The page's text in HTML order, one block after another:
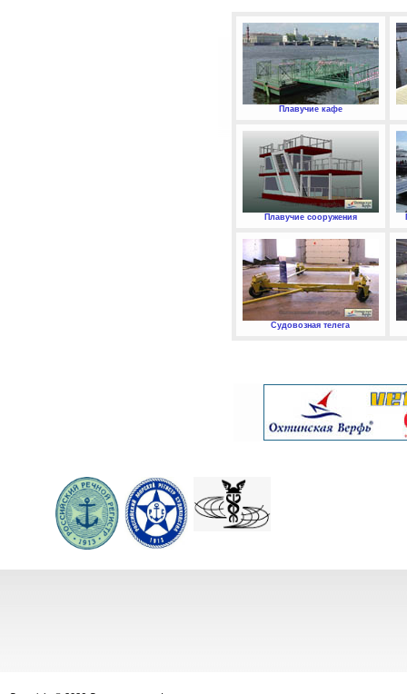
Плавучие кафе
Плавучие сооружения
Судовозная телега